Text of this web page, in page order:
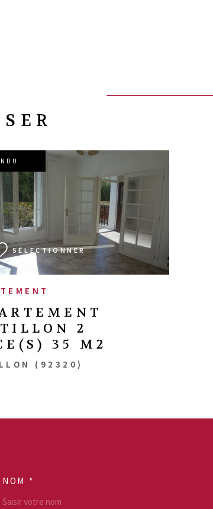
2
35 M2
(92320)
SÉLECTIONNER
VOIR LE BIEN
NOM *